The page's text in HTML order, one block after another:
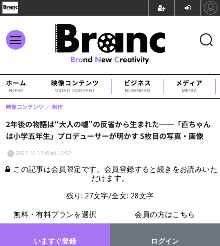
ホーム
HOME
映像コンテンツ
VIDEO CONTENT
ビジネス
BUSINESS
メディア
MEDIA
2年後の物語は“大人の嘘”の反省から生まれた──「直ちゃん
は小学五年生」プロデューサーが明かす 5枚目の写真・画像
映像コンテンツ 制作
2022.10.12 Wed 12:02
この記事は会員限定です。会員登録すると続きをお読みいた
だけます。
残り: 27文字/全文: 28文字
無料・有料プランを選択
いますぐ登録
会員の方はこちら
ログイン